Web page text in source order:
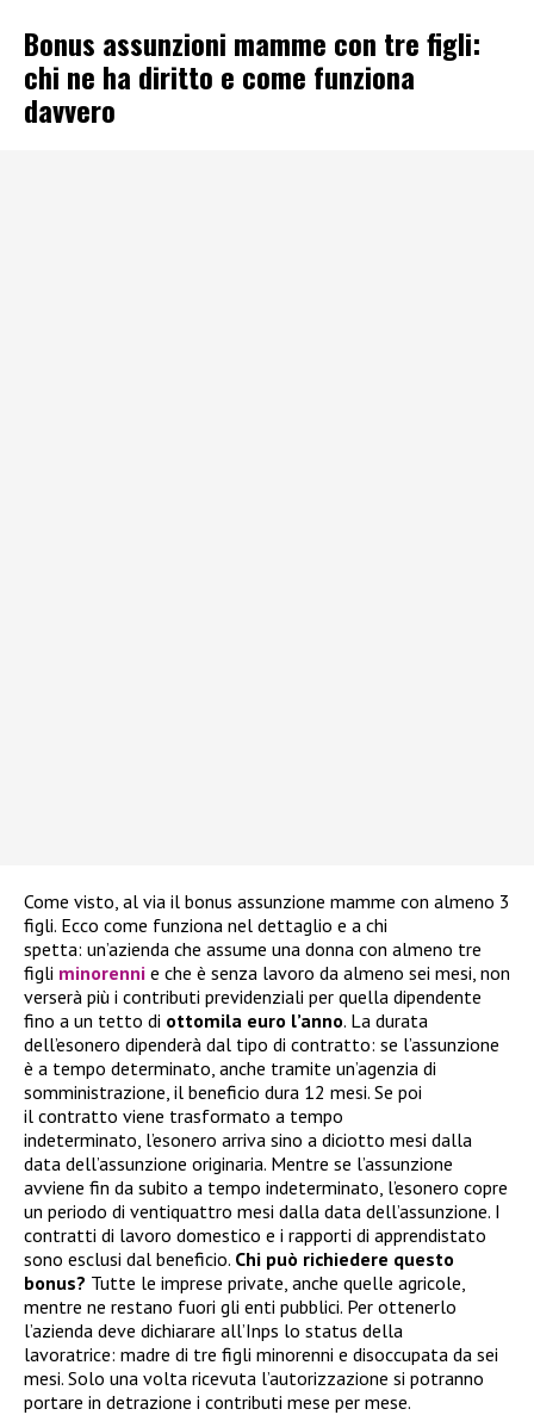
Bonus assunzioni mamme con tre figli:
chi ne ha diritto e come funziona
davvero
Come visto, al via il bonus assunzione mamme con almeno 3
figli. Ecco come funziona nel dettaglio e a chi
spetta: un’azienda che assume una donna con almeno tre
figli minorenni e che è senza lavoro da almeno sei mesi, non
verserà più i contributi previdenziali per quella dipendente
fino a un tetto di ottomila euro l’anno. La durata
dell’esonero dipenderà dal tipo di contratto: se l’assunzione
è a tempo determinato, anche tramite un’agenzia di
somministrazione, il beneficio dura 12 mesi. Se poi
il contratto viene trasformato a tempo
indeterminato, l’esonero arriva sino a diciotto mesi dalla
data dell’assunzione originaria. Mentre se l’assunzione
avviene fin da subito a tempo indeterminato, l’esonero copre
un periodo di ventiquattro mesi dalla data dell’assunzione. I
contratti di lavoro domestico e i rapporti di apprendistato
sono esclusi dal beneficio. Chi può richiedere questo
bonus? Tutte le imprese private, anche quelle agricole,
mentre ne restano fuori gli enti pubblici. Per ottenerlo
l’azienda deve dichiarare all’Inps lo status della
lavoratrice: madre di tre figli minorenni e disoccupata da sei
mesi. Solo una volta ricevuta l’autorizzazione si potranno
portare in detrazione i contributi mese per mese.